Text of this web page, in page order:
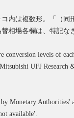
内は複数形。「（同
相場各欄は、特記な
conversion levels of
UFJ
Monetary Authorities'
available'.